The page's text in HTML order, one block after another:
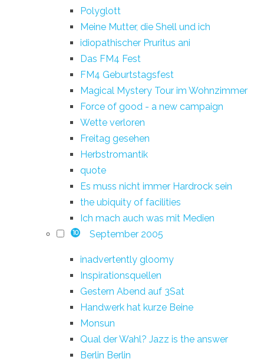
Polyglott
Meine Mutter, die Shell und ich
idiopathischer Pruritus ani
Das FM4 Fest
FM4 Geburtstagsfest
Magical Mystery Tour im Wohnzimmer
Force of good - a new campaign
Wette verloren
Freitag gesehen
Herbstromantik
quote
Es muss nicht immer Hardrock sein
the ubiquity of facilities
Ich mach auch was mit Medien
10 September 2005
inadvertently gloomy
Inspirationsquellen
Gestern Abend auf 3Sat
Handwerk hat kurze Beine
Monsun
Qual der Wahl? Jazz is the answer
Berlin Berlin